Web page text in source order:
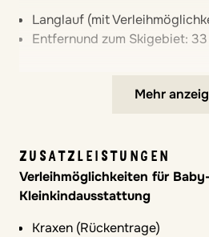
Windelabfalleimer
Hochstühle
Im Restaurant verfügbar
In Appartements verfügbar
Halbpension zubuchbar:
Gang-Wahlmenü am Abend
gratis)
Verpflegung Besonderheiten
Langlauf (mit
Entfernund zum Skigebiet: 33
Mehr
ZUSATZLEISTUNGEN
Verleihmöglichkeiten für
Kleinkindausstattung
Kraxen (Rückentrage)